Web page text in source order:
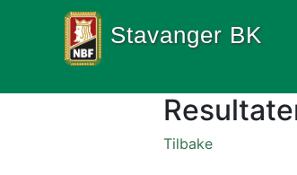
Stavanger BK
Tilbake